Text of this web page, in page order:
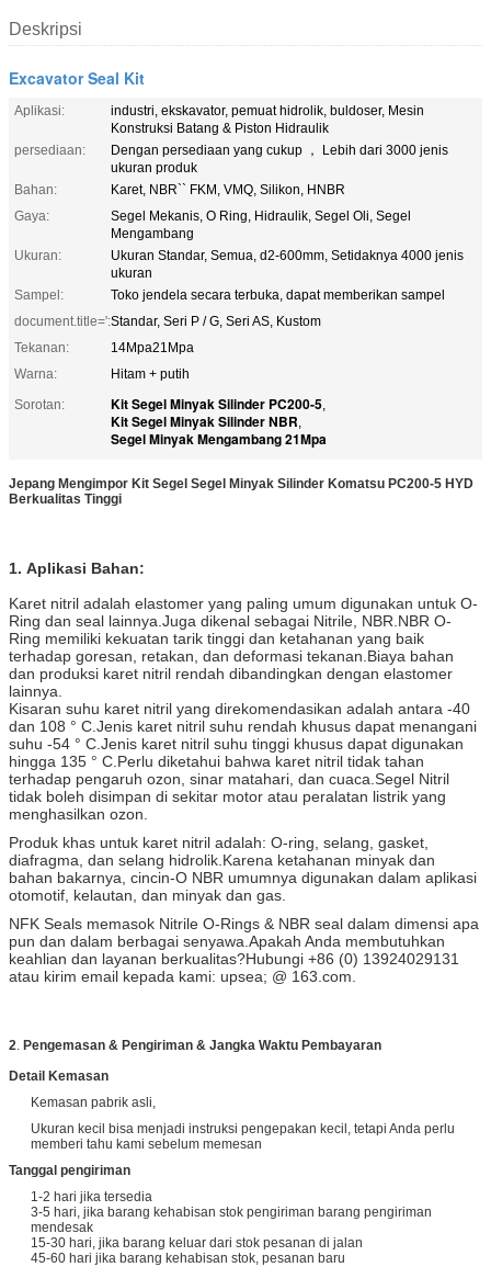
Deskripsi
Excavator Seal Kit
Aplikasi:
industri, ekskavator, pemuat hidrolik, buldoser, Mesin
Konstruksi Batang & Piston Hidraulik
persediaan:
Dengan persediaan yang cukup ， Lebih dari 3000 jenis
ukuran produk
Bahan:
Karet, NBR`` FKM, VMQ, Silikon, HNBR
Gaya:
Segel Mekanis, O Ring, Hidraulik, Segel Oli, Segel
Mengambang
Ukuran:
Ukuran Standar, Semua, d2-600mm, Setidaknya 4000 jenis
ukuran
Sampel:
Toko jendela secara terbuka, dapat memberikan sampel
document.title=':Standar, Seri P / G, Seri AS, Kustom
Tekanan:
14Mpa21Mpa
Warna:
Hitam + putih
Sorotan:
Kit Segel Minyak Silinder PC200-5,
Kit Segel Minyak Silinder NBR,
Segel Minyak Mengambang 21Mpa
Jepang Mengimpor Kit Segel Segel Minyak Silinder Komatsu PC200-5 HYD
Berkualitas Tinggi
1. Aplikasi Bahan:
Karet nitril adalah elastomer yang paling umum digunakan untuk O-
Ring dan seal lainnya.Juga dikenal sebagai Nitrile, NBR.NBR O-
Ring memiliki kekuatan tarik tinggi dan ketahanan yang baik
terhadap goresan, retakan, dan deformasi tekanan.Biaya bahan
dan produksi karet nitril rendah dibandingkan dengan elastomer
lainnya.
Kisaran suhu karet nitril yang direkomendasikan adalah antara -40
dan 108 ° C.Jenis karet nitril suhu rendah khusus dapat menangani
suhu -54 ° C.Jenis karet nitril suhu tinggi khusus dapat digunakan
hingga 135 ° C.Perlu diketahui bahwa karet nitril tidak tahan
terhadap pengaruh ozon, sinar matahari, dan cuaca.Segel Nitril
tidak boleh disimpan di sekitar motor atau peralatan listrik yang
menghasilkan ozon.
Produk khas untuk karet nitril adalah: O-ring, selang, gasket,
diafragma, dan selang hidrolik.Karena ketahanan minyak dan
bahan bakarnya, cincin-O NBR umumnya digunakan dalam aplikasi
otomotif, kelautan, dan minyak dan gas.
NFK Seals memasok Nitrile O-Rings & NBR seal dalam dimensi apa
pun dan dalam berbagai senyawa.Apakah Anda membutuhkan
keahlian dan layanan berkualitas?Hubungi +86 (0) 13924029131
atau kirim email kepada kami: upsea; @ 163.com.
2. Pengemasan & Pengiriman & Jangka Waktu Pembayaran
Detail Kemasan
Kemasan pabrik asli,
Ukuran kecil bisa menjadi instruksi pengepakan kecil, tetapi Anda perlu
memberi tahu kami sebelum memesan
Tanggal pengiriman
1-2 hari jika tersedia
3-5 hari, jika barang kehabisan stok pengiriman barang pengiriman
mendesak
15-30 hari, jika barang keluar dari stok pesanan di jalan
45-60 hari jika barang kehabisan stok, pesanan baru